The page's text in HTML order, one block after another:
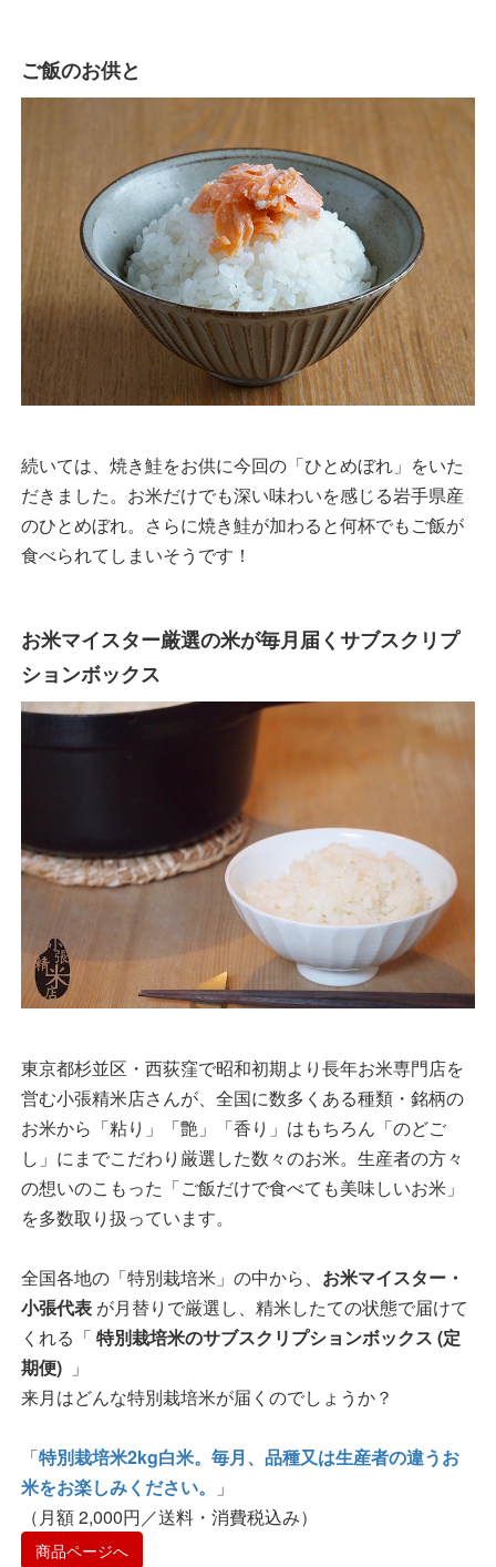
ご飯のお供と
続いては、焼き鮭をお供に今回の「ひとめぼれ」をいた
だきました。お米だけでも深い味わいを感じる岩手県産
のひとめぼれ。さらに焼き鮭が加わると何杯でもご飯が
食べられてしまいそうです！
お米マイスター厳選の米が毎月届くサブスクリプ
ションボックス
東京都杉並区・西荻窪で昭和初期より長年お米専門店を
営む小張精米店さんが、全国に数多くある種類・銘柄の
お米から「粘り」「艶」「香り」はもちろん「のどご
し」にまでこだわり厳選した数々のお米。生産者の方々
の想いのこもった「ご飯だけで食べても美味しいお米」
を多数取り扱っています。
全国各地の「特別栽培米」の中から、 お米マイスター・
小張代表 が月替りで厳選し、精米したての状態で届けて
くれる「 特別栽培米のサブスクリプションボックス (定
期便)
」
来月はどんな特別栽培米が届くのでしょうか？
「特別栽培米2kg白米。毎月、品種又は生産者の違うお
米をお楽しみください。
」
（月額 2,000円／送料・消費税込み）
商品ページへ